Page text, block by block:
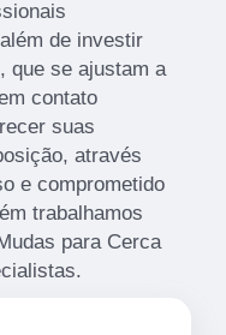
de investir
que se ajustam a
contato
suas
através
e comprometido
trabalhamos
para Cerca